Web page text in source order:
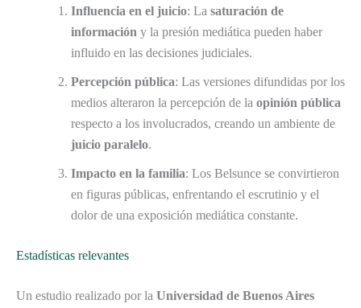
Influencia en el juicio: La saturación de
información y la presión mediática pueden haber
influido en las decisiones judiciales.
Percepción pública: Las versiones difundidas por los
medios alteraron la percepción de la opinión pública
respecto a los involucrados, creando un ambiente de
juicio paralelo.
Impacto en la familia: Los Belsunce se convirtieron
en figuras públicas, enfrentando el escrutinio y el
dolor de una exposición mediática constante.
Estadísticas relevantes
Un estudio realizado por la Universidad de Buenos Aires